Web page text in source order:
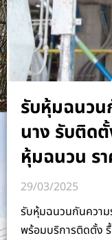
รับหุ้มฉนว
นาง รับติดตั้
หุ้มฉนวน ร
29/03/2025
รับหุ้มฉนวนกันความ
พร้อมบริการติดตั้ง